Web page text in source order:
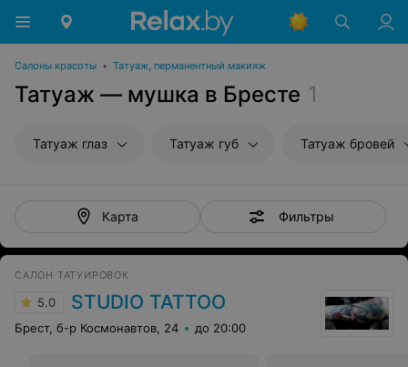
Салоны красоты • Татуаж, перманентный макияж
Татуаж — мушка в Бресте 1
Татуаж глаз Татуаж губ Татуаж бровей
Карта Фильтры
САЛОН ТАТУИРОВОК
5.0 STUDIO TATTOO
Брест, б-р Космонавтов, 24 до 20:00